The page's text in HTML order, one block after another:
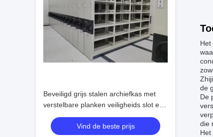
Beveiligd grijs stalen archiefkas met
verstelbare planken veiligheids slot en
3-punts sleutel slot
Vind de beste prijs
Het
de
De
die
Het